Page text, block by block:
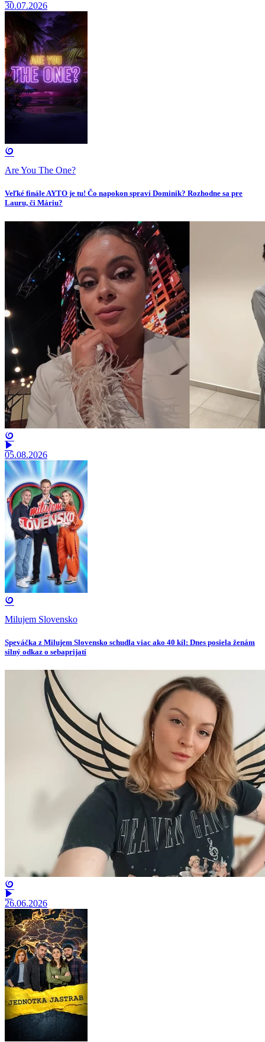
30.07.2026
Are You The One?
Veľké finále AYTO je tu! Čo napokon spraví Dominik? Rozhodne sa pre
Lauru, či Máriu?
05.08.2026
Milujem Slovensko
Speváčka z Milujem Slovensko schudla viac ako 40 kíl: Dnes posiela ženám
silný odkaz o sebaprijatí
26.06.2026